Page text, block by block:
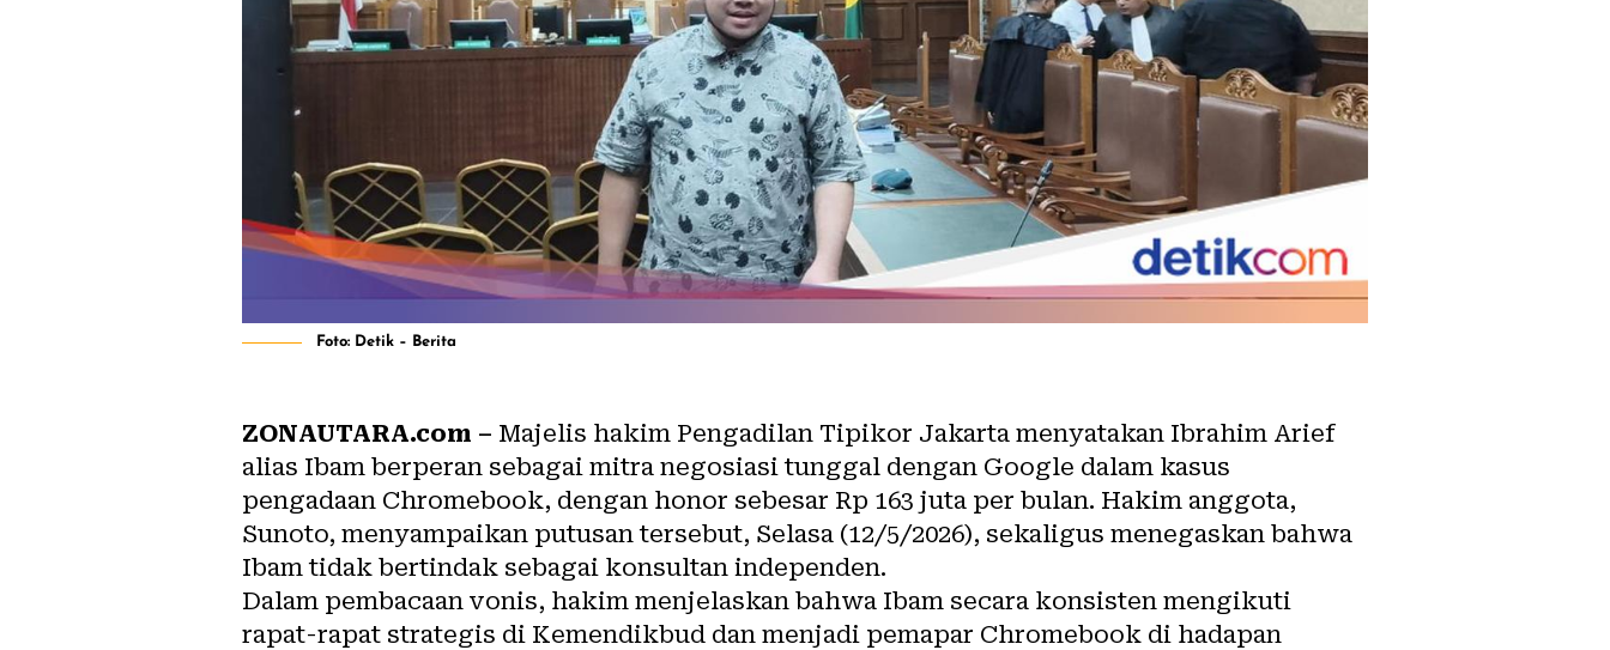
Foto: Detik – Berita
ZONAUTARA.com – Majelis hakim Pengadilan Tipikor Jakarta menyatakan Ibrahim Arief
alias Ibam berperan sebagai mitra negosiasi tunggal dengan Google dalam kasus
pengadaan Chromebook, dengan honor sebesar Rp 163 juta per bulan. Hakim anggota,
Sunoto, menyampaikan putusan tersebut, Selasa (12/5/2026), sekaligus menegaskan bahwa
Ibam tidak bertindak sebagai konsultan independen.
Dalam pembacaan vonis, hakim menjelaskan bahwa Ibam secara konsisten mengikuti
rapat-rapat strategis di Kemendikbud dan menjadi pemapar Chromebook di hadapan